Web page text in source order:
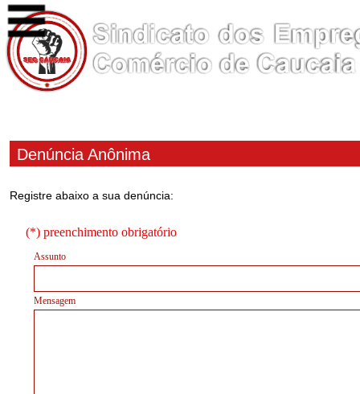
(*) preenchimento obrigatório
Assunto
Mensagem